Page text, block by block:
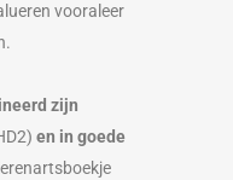
vooraleer
zijn
en in goede